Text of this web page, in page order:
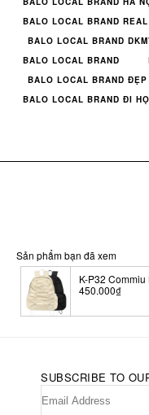
BALO LOCAL BRAND REAL
BALO LOCAL BRAND
BALO LOCAL BRAND
BALO LOCAL BRAND ĐẸP
BALO LOCAL BRAND ĐI
Sản phẩm bạn đã xem
K-P32
450.000₫
SUBSCRIBE TO